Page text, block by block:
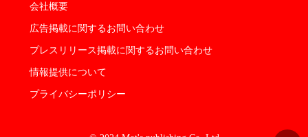
会社概要
広告掲載に関するお問い合わせ
プレスリリース掲載に関するお問い合わせ
情報提供について
プライバシーポリシー